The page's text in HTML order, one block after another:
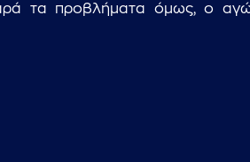
τα προβλήματα όμως, ο